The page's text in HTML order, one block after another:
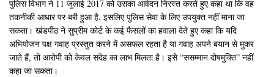
पुलिस विभाग ने 11 जुलाई 2017 को उसका आवेदन निरस्त करते हुए कहा था कि वह
तकनीकी आधार पर बरी हुआ है, इसलिए पुलिस सेवा के लिए उपयुक्त नहीं माना जा
सकता। खंडपीठ ने सुप्रीम कोर्ट के कई फैसलों का हवाला देते हुए कहा कि यदि
अभियोजन पक्ष गवाह प्रस्तुत करने में असफल रहता है या गवाह अपने बयान से मुकर
जाते हैं, तो आरोपी को केवल संदेह का लाभ मिलता है। इसे “ससम्मान दोषमुक्ति” नहीं
कहा जा सकता।